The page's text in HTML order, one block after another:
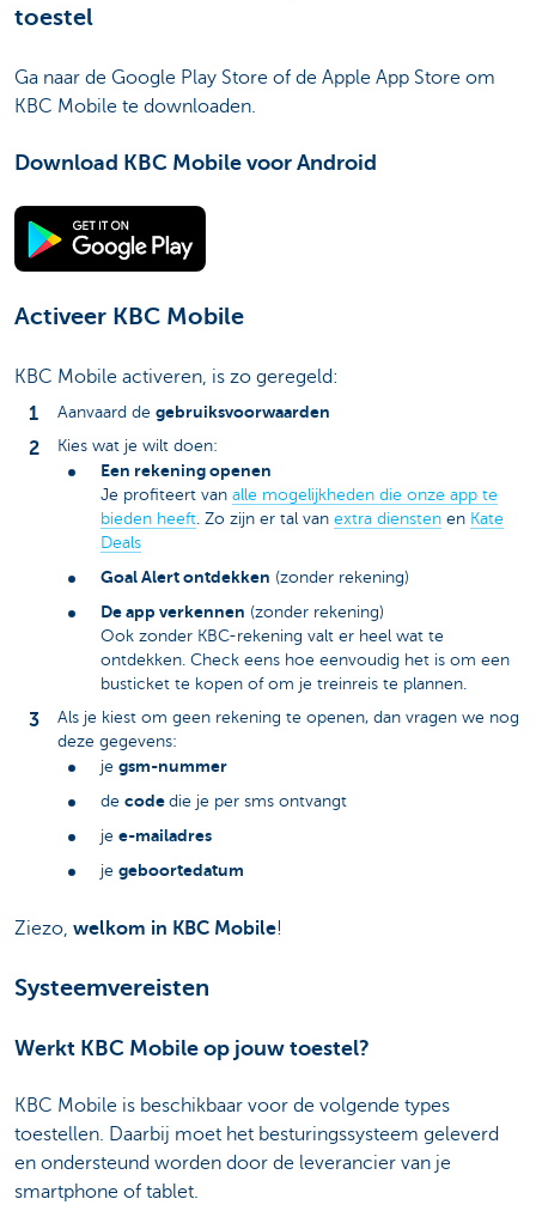
toestel
Ga naar de Google Play Store of de Apple App Store om
KBC Mobile te downloaden.
Download KBC Mobile voor Android
Activeer KBC Mobile
KBC Mobile activeren, is zo geregeld:
Aanvaard de gebruiksvoorwaarden
Kies wat je wilt doen:
Een rekening openen
Je profiteert van alle mogelijkheden die onze app te
bieden heeft . Zo zijn er tal van extra diensten en Kate
Deals
Goal Alert ontdekken (zonder rekening)
De app verkennen (zonder rekening)
Ook zonder KBC-rekening valt er heel wat te
ontdekken. Check eens hoe eenvoudig het is om een
busticket te kopen of om je treinreis te plannen.
Als je kiest om geen rekening te openen, dan vragen we nog
deze gegevens:
je gsm-nummer
de code die je per sms ontvangt
je e-mailadres
je geboortedatum
Ziezo, welkom in KBC Mobile!
Systeemvereisten
Werkt KBC Mobile op jouw toestel?
KBC Mobile is beschikbaar voor de volgende types
toestellen. Daarbij moet het besturingssysteem geleverd
en ondersteund worden door de leverancier van je
smartphone of tablet.